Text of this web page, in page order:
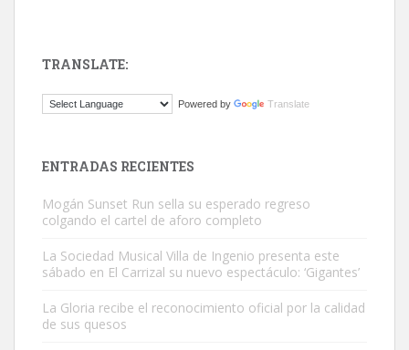
El ayuntamiento se va a llevar a Los Gatos callejeros de la zona los
Este gato macho ha aparecido en la calle hace menos de un mes,
TRANSLATE:
Powered by Translate
ENTRADAS RECIENTES
Mogán Sunset Run sella su esperado regreso
colgando el cartel de aforo completo
La Sociedad Musical Villa de Ingenio presenta este
sábado en El Carrizal su nuevo espectáculo: ‘Gigantes’
La Gloria recibe el reconocimiento oficial por la calidad
de sus quesos